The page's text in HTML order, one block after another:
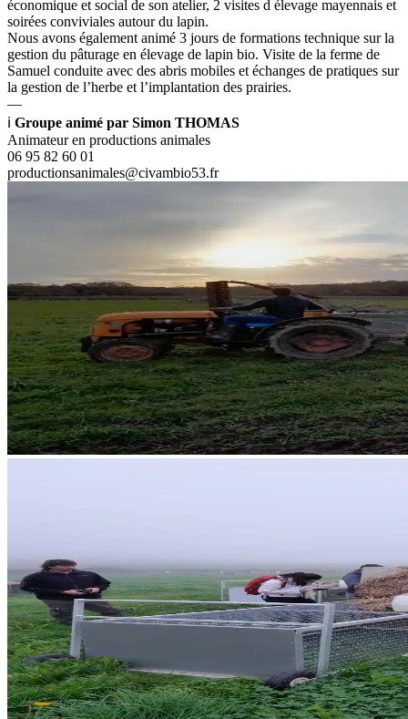
économique et social de son atelier, 2 visites d élevage mayennais et
soirées conviviales autour du lapin.
Nous avons également animé 3 jours de formations technique sur la
gestion du pâturage en élevage de lapin bio. Visite de la ferme de
Samuel conduite avec des abris mobiles et échanges de pratiques sur
la gestion de l’herbe et l’implantation des prairies.
—
ℹ Groupe animé par Simon THOMAS
Animateur en productions animales
06 95 82 60 01
productionsanimales@civambio53.fr